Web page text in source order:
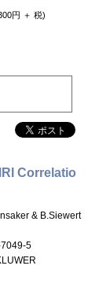
円 ＋ 税)
Correlatio
& B.Siewert
7049-5